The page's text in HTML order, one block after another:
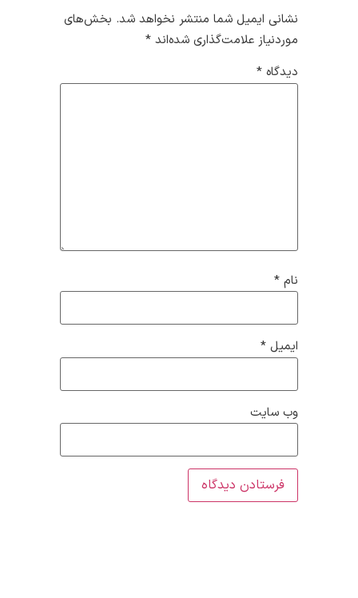
نشانی ایمیل شما منتشر نخواهد شد. بخش‌های
موردنیاز علامت‌گذاری شده‌اند*